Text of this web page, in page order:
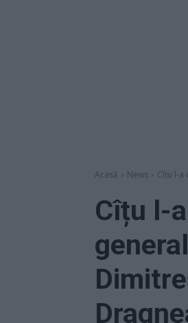
Acasă News Cîțu l-a
Cîțu l-